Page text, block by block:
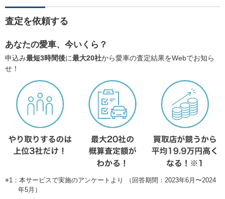
査定を依頼する
あなたの愛車、今いくら？
申込み最短3時間後に最大20社から愛車の査定結果をWebでお知ら
せ！
※1：本サービスで実施のアンケートより （回答期間：2023年6月〜2024
年5月）